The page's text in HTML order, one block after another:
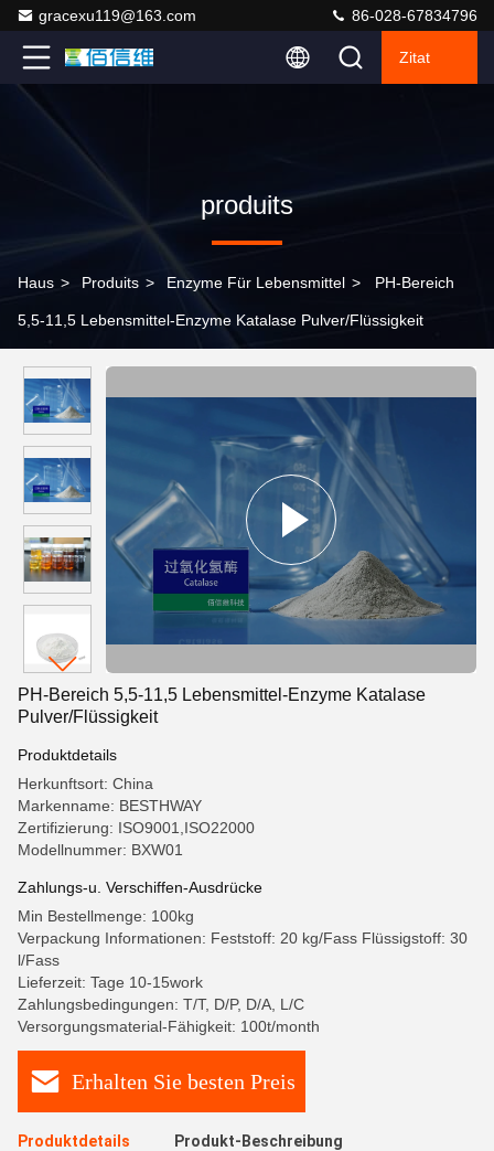
gracexu119@163.com 86-028-67834796
Zitat
produits
Haus > Produits > Enzyme Für Lebensmittel > PH-Bereich
5,5-11,5 Lebensmittel-Enzyme Katalase Pulver/Flüssigkeit
PH-Bereich 5,5-11,5 Lebensmittel-Enzyme Katalase
Pulver/Flüssigkeit
Produktdetails
Herkunftsort: China
Markenname: BESTHWAY
Zertifizierung: ISO9001,ISO22000
Modellnummer: BXW01
Zahlungs-u. Verschiffen-Ausdrücke
Min Bestellmenge: 100kg
Verpackung Informationen: Feststoff: 20 kg/Fass Flüssigstoff: 30
l/Fass
Lieferzeit: Tage 10-15work
Zahlungsbedingungen: T/T, D/P, D/A, L/C
Versorgungsmaterial-Fähigkeit: 100t/month
Erhalten Sie besten Preis
Produktdetails Produkt-Beschreibung